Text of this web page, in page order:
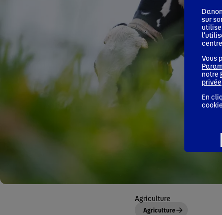
Agriculture
Agriculture
sur
Vous
notre
privée
En